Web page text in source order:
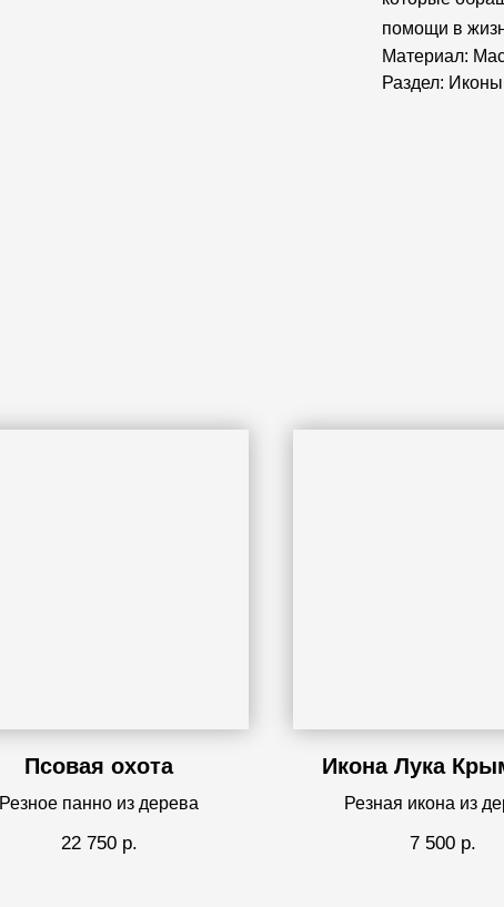
помощи в
Материал:
Раздел: Иконы
Псовая охота
Резное панно из дерева
22 750 р.
Икона Лука
Резная икона из
7 500 р.